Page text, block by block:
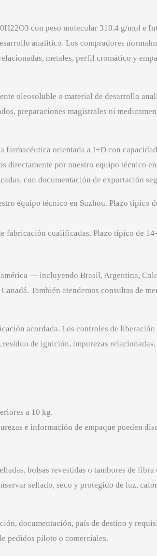
con peso molecular 310.4 g/mol e
analítico. Los compradores
metales, perfil cromático y
oleosoluble o material de desarrollo
preparaciones magistrales ni
farmacéutica orientada a I+D con
directamente por nuestro equipo técnico
con documentación de exportación
equipo técnico en Suzhou. Plazo típico
fabricación cualificadas. Plazo típico de
— incluyendo Brasil, Argentina,
También atendemos consultas de
acordada. Los controles de
de ignición, impurezas
a 10 kg.
e información de empaque pueden
bolsas revestidas o tambores de
sellado, seco y protegido de luz,
documentación, país de destino y
pedidos piloto o comerciales.